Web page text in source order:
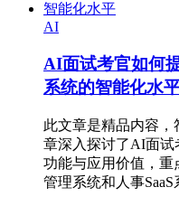
AI
AI面试考官如何
系统的智能化水
此文章是精品内容
章深入探讨了AI面试
功能与应用价值，重
管理系统和人事